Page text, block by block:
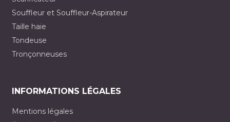
Souffleur et Souffleur-Aspirateur
Taille haie
Tondeuse
Tronçonneuses
INFORMATIONS LÉGALES
Mentions légales